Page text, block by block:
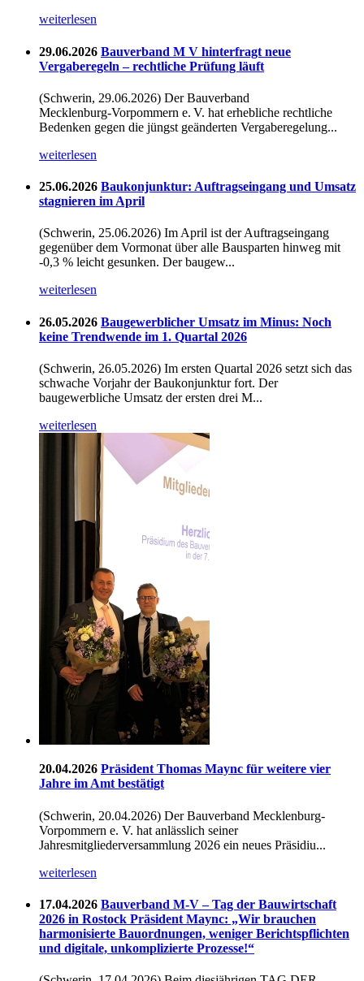
weiterlesen
29.06.2026 Bauverband M V hinterfragt neue
Vergaberegeln – rechtliche Prüfung läuft
(Schwerin, 29.06.2026) Der Bauverband
Mecklenburg‑Vorpommern e. V. hat erhebliche rechtliche
Bedenken gegen die jüngst geänderten Vergaberegelung...
weiterlesen
25.06.2026 Baukonjunktur: Auftragseingang und Umsatz
stagnieren im April
(Schwerin, 25.06.2026) Im April ist der Auftragseingang
gegenüber dem Vormonat über alle Bausparten hinweg mit
-0,3 % leicht gesunken. Der baugew...
weiterlesen
26.05.2026 Baugewerblicher Umsatz im Minus: Noch
keine Trendwende im 1. Quartal 2026
(Schwerin, 26.05.2026) Im ersten Quartal 2026 setzt sich das
schwache Vorjahr der Baukonjunktur fort. Der
baugewerbliche Umsatz der ersten drei M...
weiterlesen
20.04.2026 Präsident Thomas Maync für weitere vier
Jahre im Amt bestätigt
(Schwerin, 20.04.2026) Der Bauverband Mecklenburg-
Vorpommern e. V. hat anlässlich seiner
Jahresmitgliederversammlung 2026 ein neues Präsidiu...
weiterlesen
17.04.2026 Bauverband M-V – Tag der Bauwirtschaft
2026 in Rostock Präsident Maync: „Wir brauchen
harmonisierte Bauordnungen, weniger Berichtspflichten
und digitale, unkomplizierte Prozesse!“